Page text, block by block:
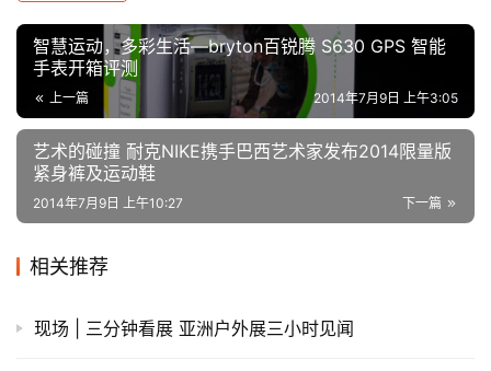
智慧运动，多彩生活—bryton百锐腾 S630 GPS 智能
手表开箱评测
上一篇 2014年7月9日 上午3:05
艺术的碰撞 耐克NIKE携手巴西艺术家发布2014限量版
紧身裤及运动鞋
下一篇
2014年7月9日 上午10:27
相关推荐
现场 | 三分钟看展 亚洲户外展三小时见闻